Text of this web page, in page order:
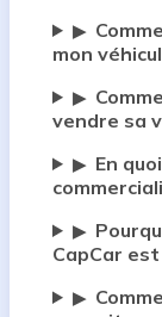
▶
mon
▶
vendre sa
▶ En
▶
CapCar
▶